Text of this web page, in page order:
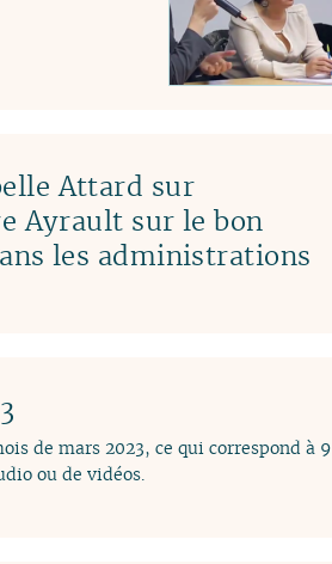
Attard sur
Ayrault sur le bon
les administrations
de mars 2023, ce qui correspond à 9
ou de vidéos.